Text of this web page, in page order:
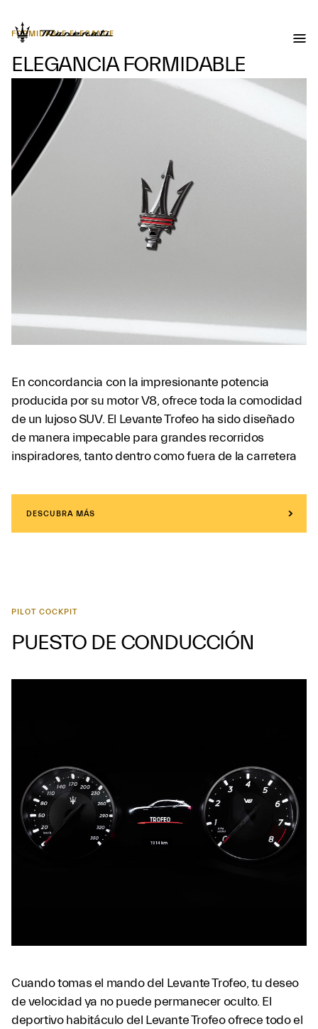
FORMIDABLE ELEGANCE
ELEGANCIA FORMIDABLE
En concordancia con la impresionante potencia
producida por su motor V8, ofrece toda la comodidad
de un lujoso SUV. El Levante Trofeo ha sido diseñado
de manera impecable para grandes recorridos
inspiradores, tanto dentro como fuera de la carretera
DESCUBRA MÁS
PILOT COCKPIT
PUESTO DE CONDUCCIÓN
Cuando tomas el mando del Levante Trofeo, tu deseo
de velocidad ya no puede permanecer oculto. El
deportivo habitáculo del Levante Trofeo ofrece todo el